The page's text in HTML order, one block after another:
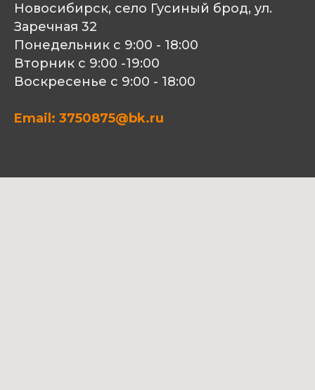
Новосибирск, село Гусиный брод, ул.
Заречная 32
Понедельник с 9:00 - 18:00
Вторник с 9:00 -19:00
Воскресенье с 9:00 - 18:00
Email: 3750875@bk.ru